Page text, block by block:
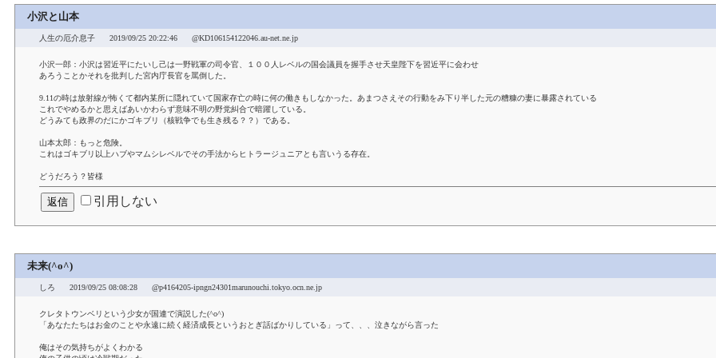
小沢と山本
人生の厄介息子 2019/09/25 20:22:46 @KD106154122046.au-net.ne.jp
小沢一郎：小沢は習近平にたいし己は一野戦軍の司令官、１００人レベルの国会議員を握手させ天皇陛下を習近平に会わせ
あろうことかそれを批判した宮内庁長官を罵倒した。
9.11の時は放射線が怖くて都内某所に隠れていて国家存亡の時に何の働きもしなかった。あまつさえその行動をみ下り半した元の糟糠の妻に暴露されている
これでやめるかと思えばあいかわらず意味不明の野党糾合で暗躍している。
どうみても政界のだにかゴキブリ（核戦争でも生き残る？？）である。
山本太郎：もっと危険。
これはゴキブリ以上ハブやマムシレベルでその手法からヒトラージュニアとも言いうる存在。
どうだろう？皆様
引用しない
未来(^o^)
しろ 2019/09/25 08:08:28 @p4164205-ipngn24301marunouchi.tokyo.ocn.ne.jp
クレタトウンベリという少女が国連で演説した(^o^)
「あなたたちはお金のことや永遠に続く経済成長というおとぎ話ばかりしている」って、、、泣きながら言った
俺はその気持ちがよくわかる